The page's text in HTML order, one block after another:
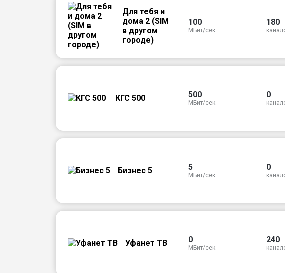
Для тебя и
дома 2 (SIM
в другом
городе)
100
МБит/сек
180
КГС 500 500
МБит/сек
0
Бизнес 5 5
МБит/сек
0
Уфанет ТВ 0
МБит/сек
240